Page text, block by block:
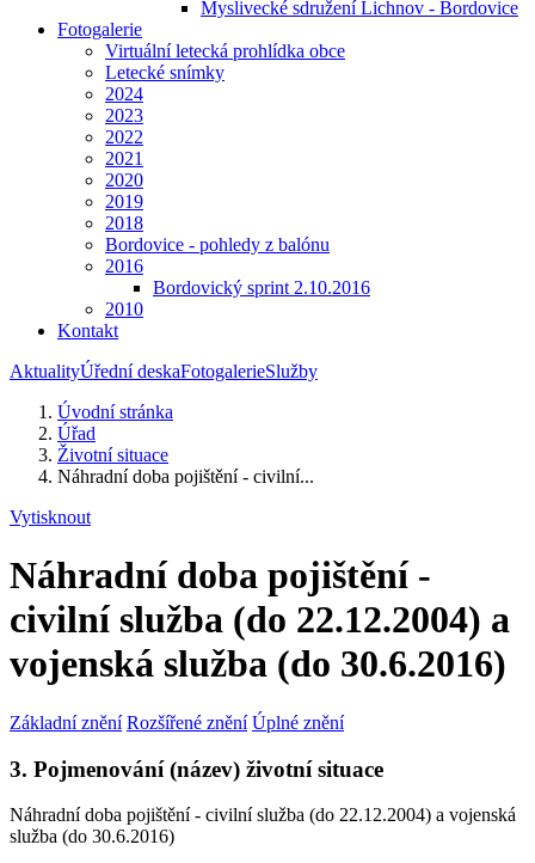
Myslivecké sdružení Lichnov - Bordovice
Fotogalerie
Virtuální letecká prohlídka obce
Letecké snímky
2024
2023
2022
2021
2020
2019
2018
Bordovice - pohledy z balónu
2016
Bordovický sprint 2.10.2016
2010
Kontakt
AktualityÚřední deskaFotogalerieSlužby
Úvodní stránka
Úřad
Životní situace
Náhradní doba pojištění - civilní...
Vytisknout
Náhradní doba pojištění -
civilní služba (do 22.12.2004) a
vojenská služba (do 30.6.2016)
Základní znění Rozšířené znění Úplné znění
3. Pojmenování (název) životní situace
Náhradní doba pojištění - civilní služba (do 22.12.2004) a vojenská
služba (do 30.6.2016)